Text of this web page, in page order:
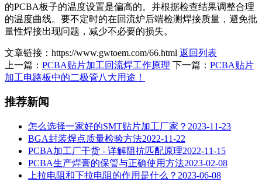
的PCBA板子的温度设置是偏高的。并根据检查结果调整合理
的温度曲线。要不定时的在回流炉后端检测焊接质量，避免批
量性焊接出现问题，减少不必要的损失。
文章链接：https://www.gwtoem.com/66.html 返回列表
上一篇： PCBA贴片加工回流焊工作原理 下一篇： PCBA贴片
加工电路板中的二极管八大用途！
推荐新闻
怎么选择一家好的SMT贴片加工厂家？ 2023-11-23
BGA封装焊点质量检验方法2022-11-22
PCBA加工厂干货 - 详解阻抗匹配原理2022-11-15
PCBA生产焊膏的保管与正确使用方法2023-02-08
上拉电阻和下拉电阻的作用是什么？ 2023-06-08